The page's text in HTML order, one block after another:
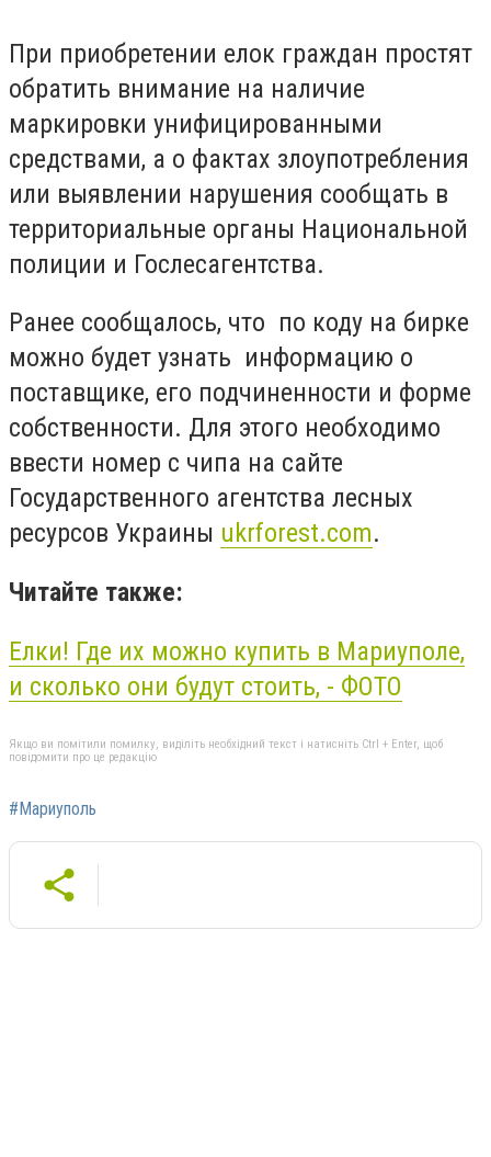
При приобретении елок граждан простят
обратить внимание на наличие
маркировки унифицированными
средствами, а о фактах злоупотребления
или выявлении нарушения сообщать в
территориальные органы Национальной
полиции и Гослесагентства.
Ранее сообщалось, что по коду на бирке
можно будет узнать информацию о
поставщике, его подчиненности и форме
собственности. Для этого необходимо
ввести номер с чипа на сайте
Государственного агентства лесных
ресурсов Украины ukrforest.com.
Читайте также:
Елки! Где их можно купить в Мариуполе,
и сколько они будут стоить, - ФОТО
Якщо ви помітили помилку, виділіть необхідний текст і натисніть Ctrl + Enter, щоб
повідомити про це редакцію
#Мариуполь